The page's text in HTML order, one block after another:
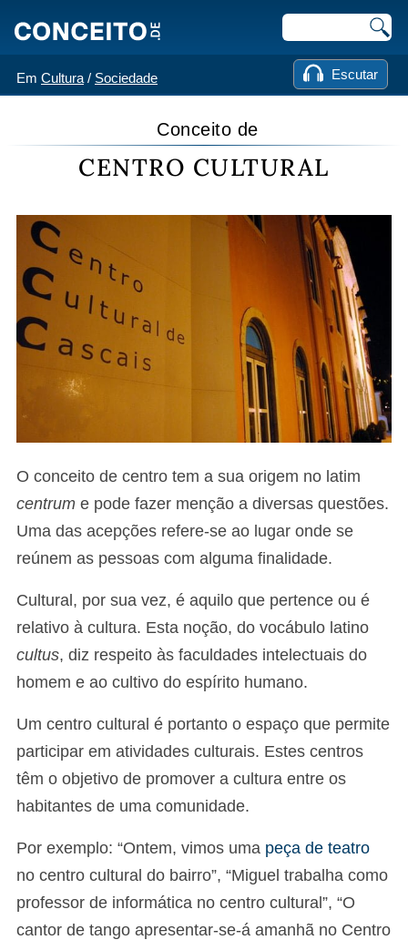
Em Cultura / Sociedade Escutar
Conceito de
CENTRO CULTURAL
O conceito de centro tem a sua origem no latim
centrum e pode fazer menção a diversas questões.
Uma das acepções refere-se ao lugar onde se
reúnem as pessoas com alguma finalidade.
Cultural, por sua vez, é aquilo que pertence ou é
relativo à cultura. Esta noção, do vocábulo latino
cultus, diz respeito às faculdades intelectuais do
homem e ao cultivo do espírito humano.
Um centro cultural é portanto o espaço que permite
participar em atividades culturais. Estes centros
têm o objetivo de promover a cultura entre os
habitantes de uma comunidade.
Por exemplo: “Ontem, vimos uma peça de teatro
no centro cultural do bairro”, “Miguel trabalha como
professor de informática no centro cultural”, “O
cantor de tango apresentar-se-á amanhã no Centro